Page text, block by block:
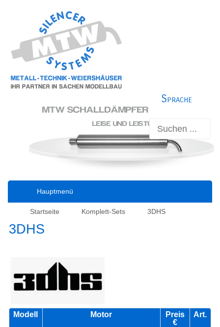
Sprache
Hauptmenü
Startseite Komplett-Sets 3DHS
3DHS
Modell Motor
Preis
€
Art.